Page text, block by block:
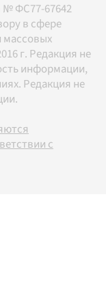
№ ФС77-67642
в сфере
массовых
г. Редакция не
информации,
Редакция не
с